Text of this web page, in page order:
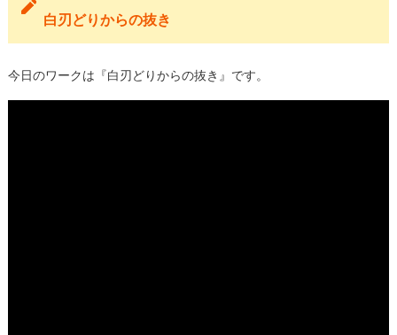
白刃どりからの抜き
今日のワークは『白刃どりからの抜き』です。